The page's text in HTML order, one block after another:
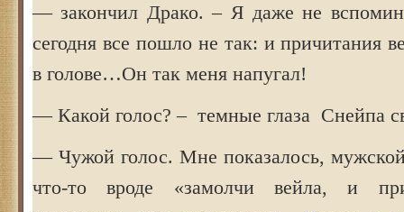
— закончил Драко. – Я даже не
сегодня все пошло не так: и причитания
в голове…Он так меня напугал!
— Какой голос? – темные глаза Снейпа
— Чужой голос. Мне показалось,
что-то вроде «замолчи вейла, и